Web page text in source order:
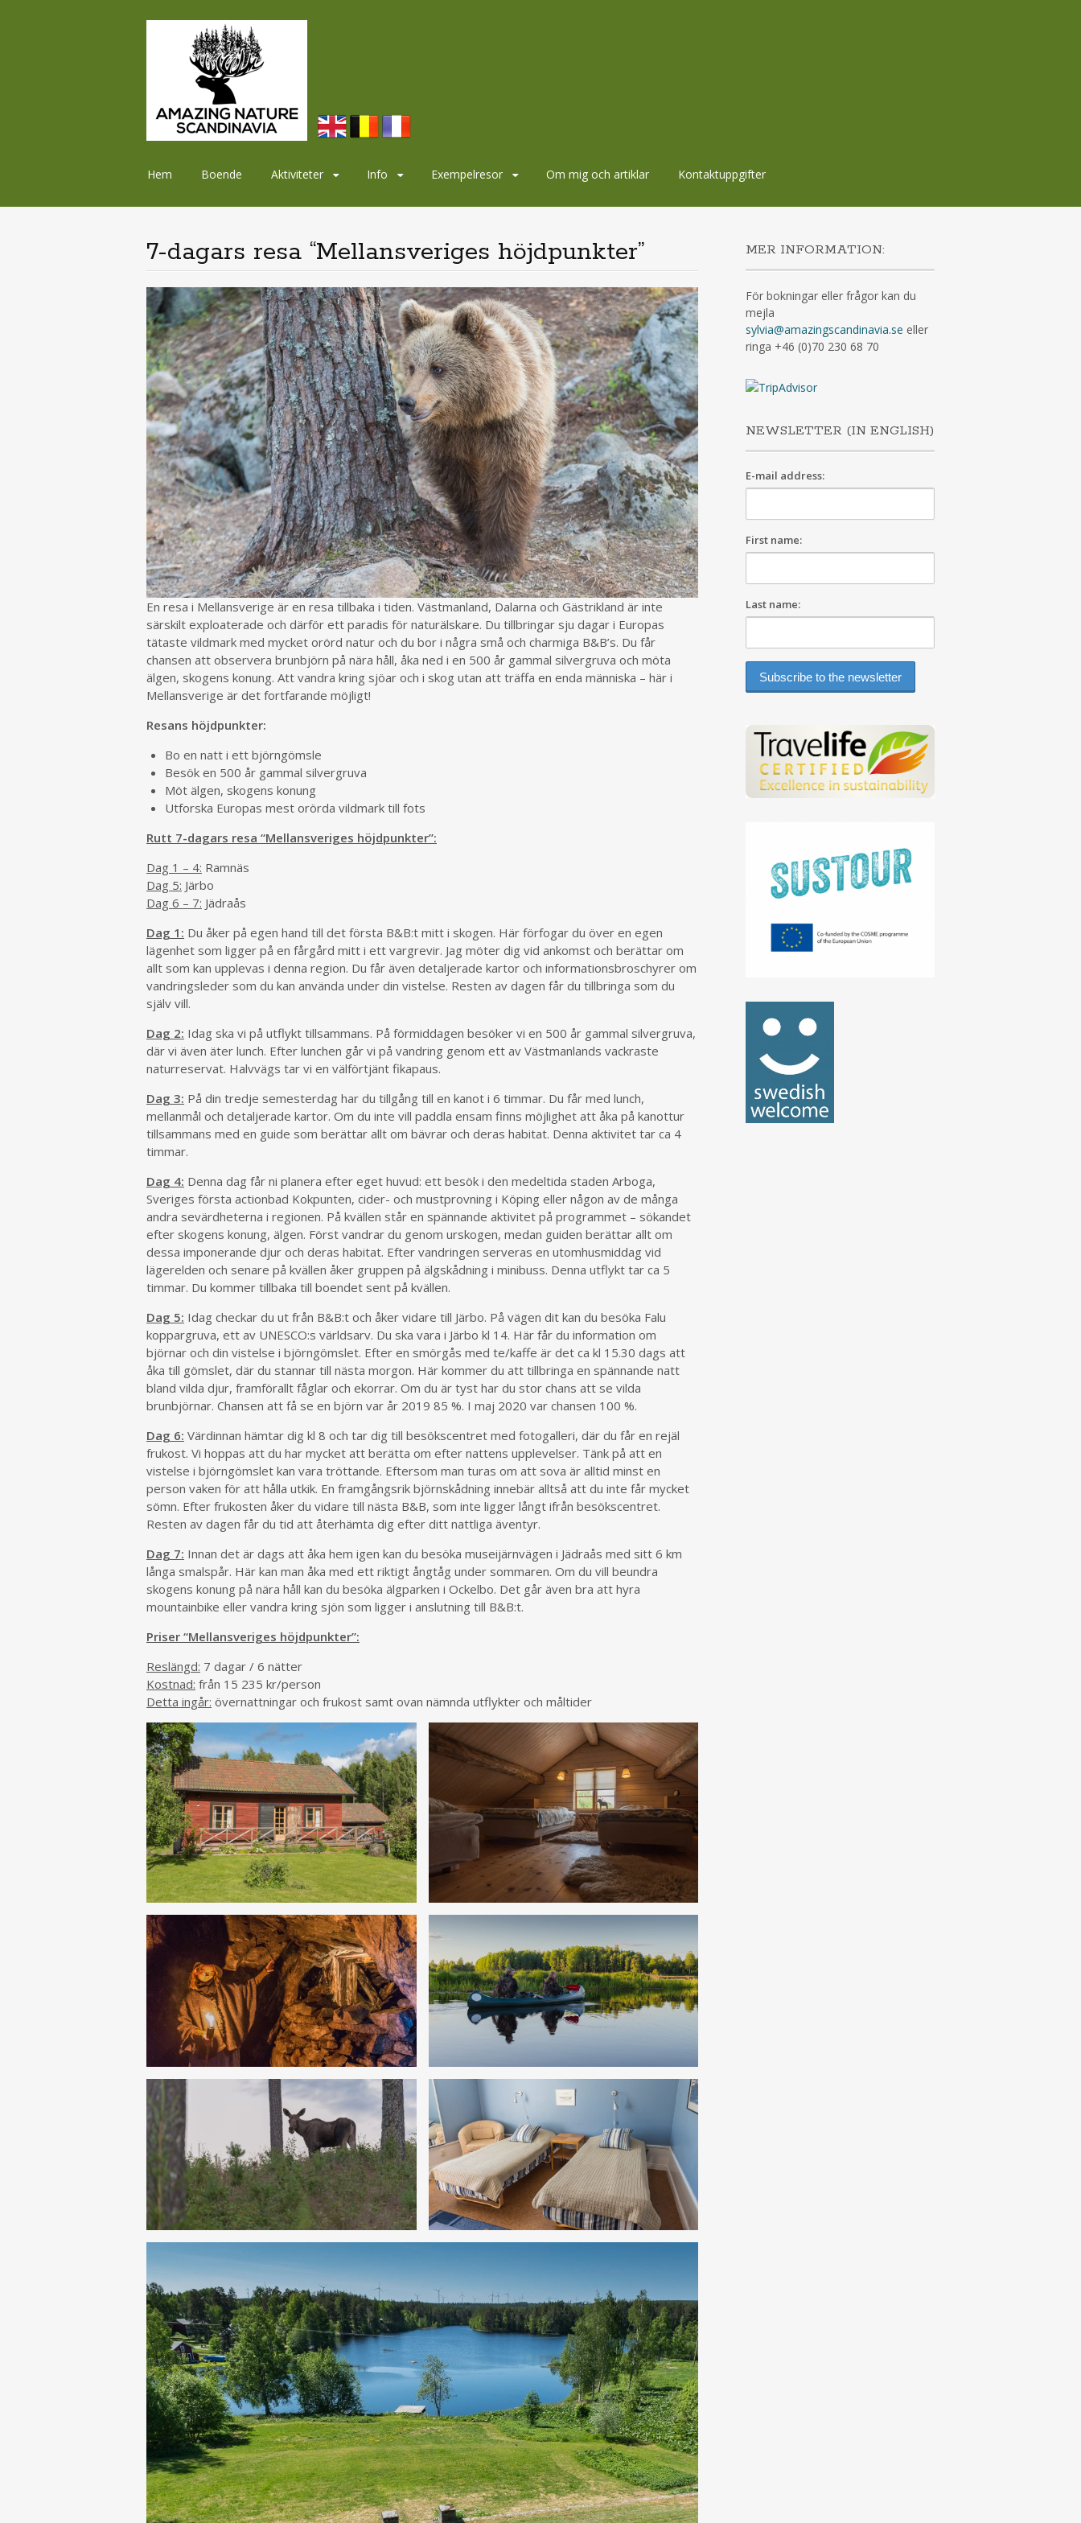
Skip
content
Hem Boende Aktiviteter Info Exempelresor Om mig och artiklar Kontaktuppgifter
7-dagars resa “Mellansveriges höjdpunkter”
En resa i Mellansverige är en resa tillbaka i tiden. Västmanland, Dalarna och Gästrikland är inte
särskilt exploaterade och därför ett paradis för naturälskare. Du tillbringar sju dagar i Europas
tätaste vildmark med mycket orörd natur och du bor i några små och charmiga B&B’s. Du får
chansen att observera brunbjörn på nära håll, åka ned i en 500 år gammal silvergruva och möta
älgen, skogens konung. Att vandra kring sjöar och i skog utan att träffa en enda människa – här i
Mellansverige är det fortfarande möjligt!
Resans höjdpunkter:
Bo en natt i ett björngömsle
Besök en 500 år gammal silvergruva
Möt älgen, skogens konung
Utforska Europas mest orörda vildmark till fots
Rutt 7-dagars resa “Mellansveriges höjdpunkter”:
Dag 1 – 4: Ramnäs
Dag 5: Järbo
Dag 6 – 7: Jädraås
Dag 1: Du åker på egen hand till det första B&B:t mitt i skogen. Här förfogar du över en egen
lägenhet som ligger på en fårgård mitt i ett vargrevir. Jag möter dig vid ankomst och berättar om
allt som kan upplevas i denna region. Du får även detaljerade kartor och informationsbroschyrer om
vandringsleder som du kan använda under din vistelse. Resten av dagen får du tillbringa som du
själv vill.
Dag 2: Idag ska vi på utflykt tillsammans. På förmiddagen besöker vi en 500 år gammal silvergruva,
där vi även äter lunch. Efter lunchen går vi på vandring genom ett av Västmanlands vackraste
naturreservat. Halvvägs tar vi en välförtjänt fikapaus.
Dag 3: På din tredje semesterdag har du tillgång till en kanot i 6 timmar. Du får med lunch,
mellanmål och detaljerade kartor. Om du inte vill paddla ensam finns möjlighet att åka på kanottur
tillsammans med en guide som berättar allt om bävrar och deras habitat. Denna aktivitet tar ca 4
timmar.
Dag 4: Denna dag får ni planera efter eget huvud: ett besök i den medeltida staden Arboga,
Sveriges första actionbad Kokpunten, cider- och mustprovning i Köping eller någon av de många
andra sevärdheterna i regionen. På kvällen står en spännande aktivitet på programmet – sökandet
efter skogens konung, älgen. Först vandrar du genom urskogen, medan guiden berättar allt om
dessa imponerande djur och deras habitat. Efter vandringen serveras en utomhusmiddag vid
lägerelden och senare på kvällen åker gruppen på älgskådning i minibuss. Denna utflykt tar ca 5
timmar. Du kommer tillbaka till boendet sent på kvällen.
Dag 5: Idag checkar du ut från B&B:t och åker vidare till Järbo. På vägen dit kan du besöka Falu
koppargruva, ett av UNESCO:s världsarv. Du ska vara i Järbo kl 14. Här får du information om
björnar och din vistelse i björngömslet. Efter en smörgås med te/kaffe är det ca kl 15.30 dags att
åka till gömslet, där du stannar till nästa morgon. Här kommer du att tillbringa en spännande natt
bland vilda djur, framförallt fåglar och ekorrar. Om du är tyst har du stor chans att se vilda
brunbjörnar. Chansen att få se en björn var år 2019 85 %. I maj 2020 var chansen 100 %.
Dag 6: Värdinnan hämtar dig kl 8 och tar dig till besökscentret med fotogalleri, där du får en rejäl
frukost. Vi hoppas att du har mycket att berätta om efter nattens upplevelser. Tänk på att en
vistelse i björngömslet kan vara tröttande. Eftersom man turas om att sova är alltid minst en
person vaken för att hålla utkik. En framgångsrik björnskådning innebär alltså att du inte får mycket
sömn. Efter frukosten åker du vidare till nästa B&B, som inte ligger långt ifrån besökscentret.
Resten av dagen får du tid att återhämta dig efter ditt nattliga äventyr.
Dag 7: Innan det är dags att åka hem igen kan du besöka museijärnvägen i Jädraås med sitt 6 km
långa smalspår. Här kan man åka med ett riktigt ångtåg under sommaren. Om du vill beundra
skogens konung på nära håll kan du besöka älgparken i Ockelbo. Det går även bra att hyra
mountainbike eller vandra kring sjön som ligger i anslutning till B&B:t.
Priser “Mellansveriges höjdpunkter”:
Reslängd: 7 dagar / 6 nätter
Kostnad: från 15 235 kr/person
Detta ingår: övernattningar och frukost samt ovan nämnda utflykter och måltider
MER INFORMATION:
För bokningar eller frågor kan du
mejla
sylvia@amazingscandinavia.se eller
ringa +46 (0)70 230 68 70
NEWSLETTER (IN ENGLISH)
E-mail address:
First name:
Last name: